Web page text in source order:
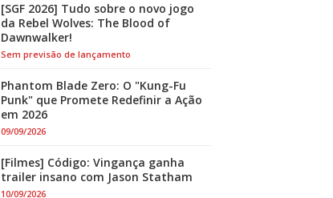
[SGF 2026] Tudo sobre o novo jogo
da Rebel Wolves: The Blood of
Dawnwalker!
Sem previsão de lançamento
Phantom Blade Zero: O "Kung-Fu
Punk" que Promete Redefinir a Ação
em 2026
09/09/2026
[Filmes] Código: Vingança ganha
trailer insano com Jason Statham
10/09/2026